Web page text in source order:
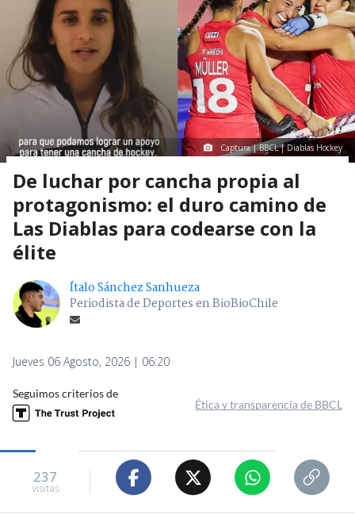
Captura | BBCL | Diablas Hockey
De luchar por cancha propia al
protagonismo: el duro camino de
Las Diablas para codearse con la
élite
Ítalo Sánchez Sanhueza
Periodista de Deportes en BioBioChile
Jueves 06 Agosto, 2026 | 06:20
Seguimos criterios de
Ética y transparencia de BBCL
237
visitas